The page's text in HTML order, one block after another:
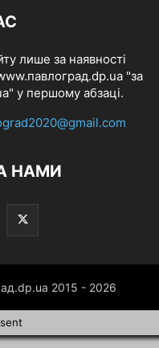
лише за наявності
"за
у першому абзаці.
НАМИ
2015 - 2026